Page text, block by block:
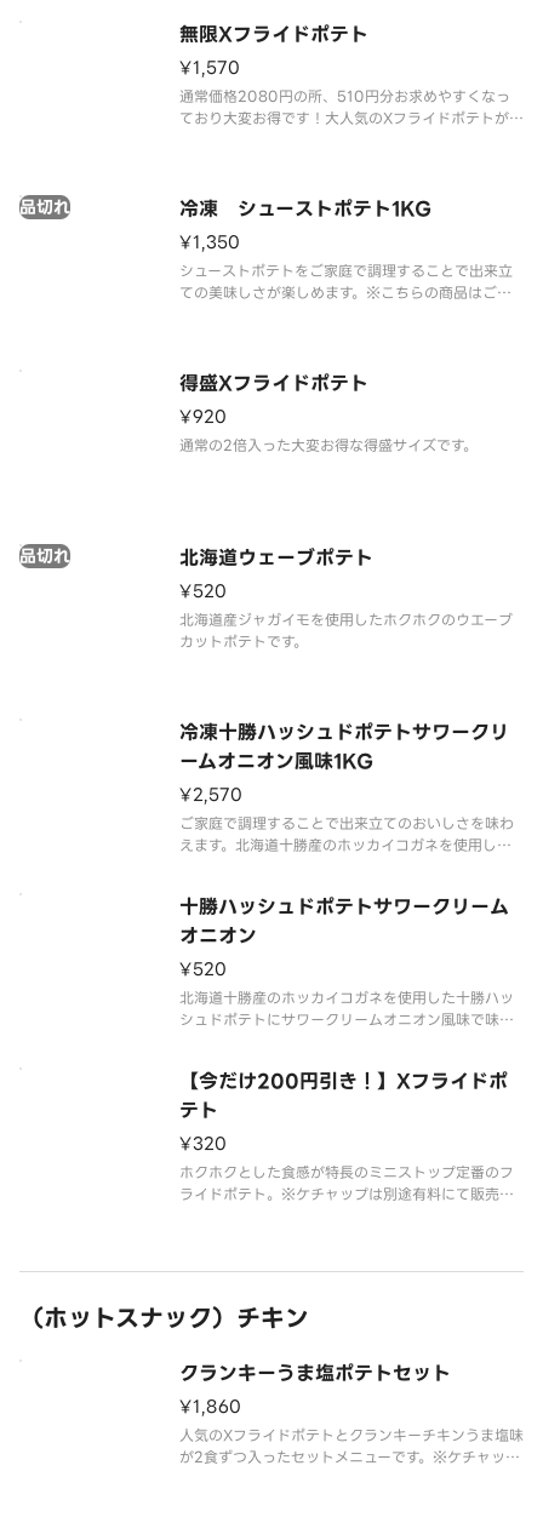
無限Xフライドポテト
¥1,570
通常価格2080円の所、510円分お求めやすくなっ
ており大変お得です！大人気のXフライドポテトが4
冷凍 シューストポテト1KG
品切れ
¥1,350
シューストポテトをご家庭で調理することで出来立
ての美味しさが楽しめます。※こちらの商品はご家
得盛Xフライドポテト
¥920
通常の2倍入った大変お得な得盛サイズです。
北海道ウェーブポテト
品切れ
¥520
北海道産ジャガイモを使用したホクホクのウエーブ
カットポテトです。
冷凍十勝ハッシュドポテトサワークリ
ームオニオン風味1KG
¥2,570
ご家庭で調理することで出来立てのおいしさを味わ
えます。北海道十勝産のホッカイコガネを使用した
おいしさです。
十勝ハッシュドポテトサワークリーム
オニオン
¥520
北海道十勝産のホッカイコガネを使用した十勝ハッ
シュドポテトにサワークリームオニオン風味で味付
【今だけ200円引き！】Xフライドポ
テト
¥320
ホクホクとした食感が特長のミニストップ定番のフ
ライドポテト。※ケチャップは別途有料にて販売し
（ホットスナック）チキン
クランキーうま塩ポテトセット
¥1,860
人気のXフライドポテトとクランキーチキンうま塩味
が2食ずつ入ったセットメニューです。※ケチャップ